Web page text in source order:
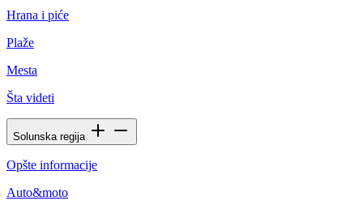
Hrana i piće
Plaže
Mesta
Šta videti
Solunska regija
Opšte informacije
Auto&moto